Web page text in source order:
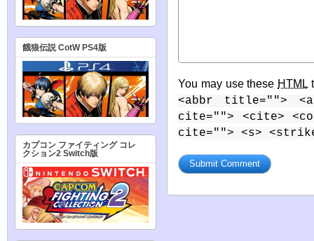
You may use these HTML
<abbr title="">
cite=""> <cite>
cite=""> <s>
餓狼伝説 CotW PS4版
カプコン ファイティング コレ
クション2 Switch版